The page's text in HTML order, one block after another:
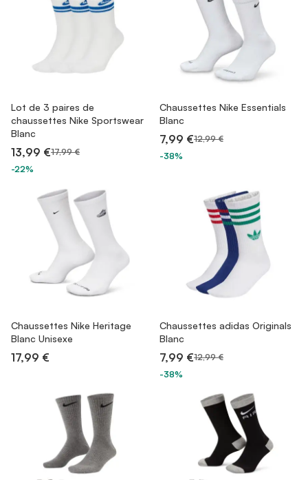
Lot de 3 paires de
chaussettes Nike Sportswear
Blanc
13,99 €17,99 €
-22%
Chaussettes Nike Essentials
Blanc
7,99 €12,99 €
-38%
Chaussettes Nike Heritage
Blanc Unisexe
17,99 €
Chaussettes adidas Originals
Blanc
7,99 €12,99 €
-38%